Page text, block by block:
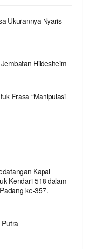
Ukurannya Nyaris
Hildesheim
Frasa “Manipulasi
Kapal
Kendari-518 dalam
ke-357.